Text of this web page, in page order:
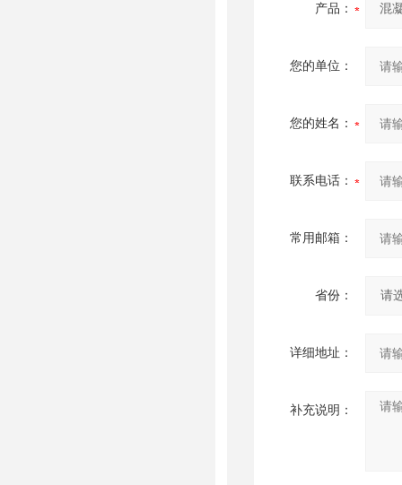
产品：
您的单位：
您的姓名：
联系电话：
常用邮箱：
省份：
详细地址：
补充说明：